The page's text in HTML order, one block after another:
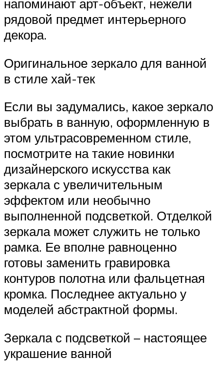
напоминают арт-объект, нежели
рядовой предмет интерьерного
декора.
Оригинальное зеркало для ванной
в стиле хай-тек
Если вы задумались, какое зеркало
выбрать в ванную, оформленную в
этом ультрасовременном стиле,
посмотрите на такие новинки
дизайнерского искусства как
зеркала с увеличительным
эффектом или необычно
выполненной подсветкой. Отделкой
зеркала может служить не только
рамка. Ее вполне равноценно
готовы заменить гравировка
контуров полотна или фальцетная
кромка. Последнее актуально у
моделей абстрактной формы.
Зеркала с подсветкой – настоящее
украшение ванной